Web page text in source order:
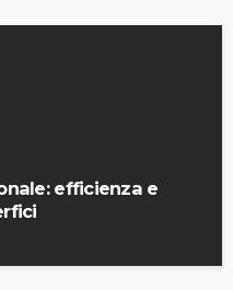
efficienza e